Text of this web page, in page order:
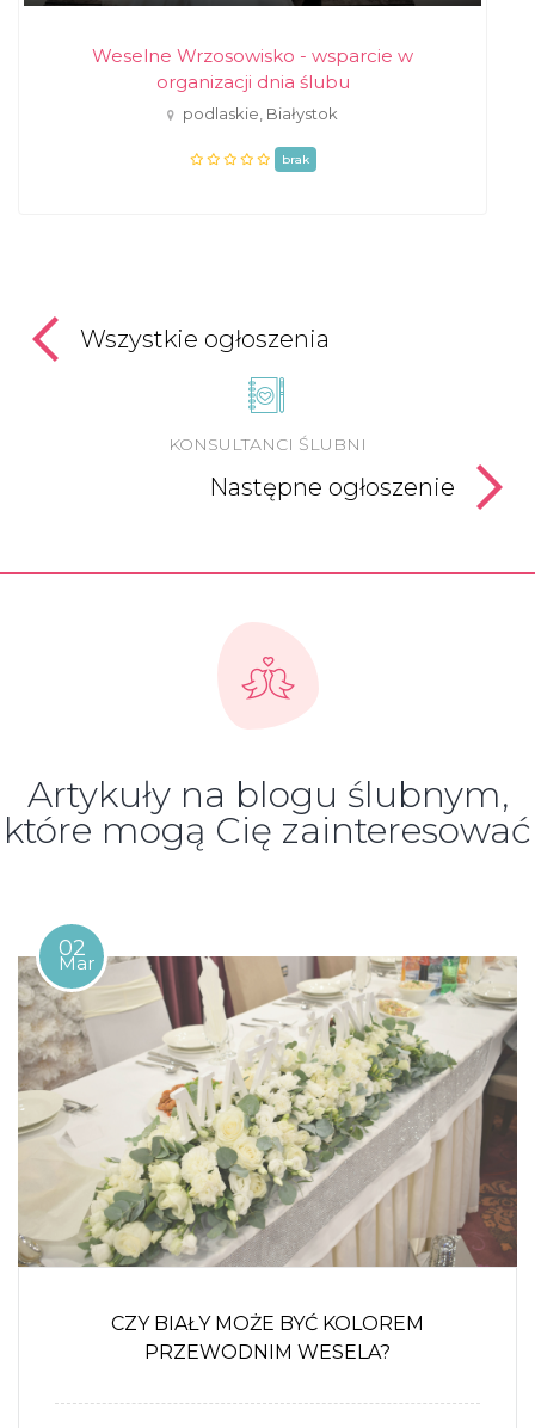
Weselne Wrzosowisko - wsparcie w
organizacji dnia ślubu
podlaskie, Białystok
brak
Wszystkie ogłoszenia
KONSULTANCI ŚLUBNI
Następne ogłoszenie
Artykuły na blogu ślubnym,
które mogą Cię zainteresować
02
Mar
CZY BIAŁY MOŻE BYĆ KOLOREM
PRZEWODNIM WESELA?